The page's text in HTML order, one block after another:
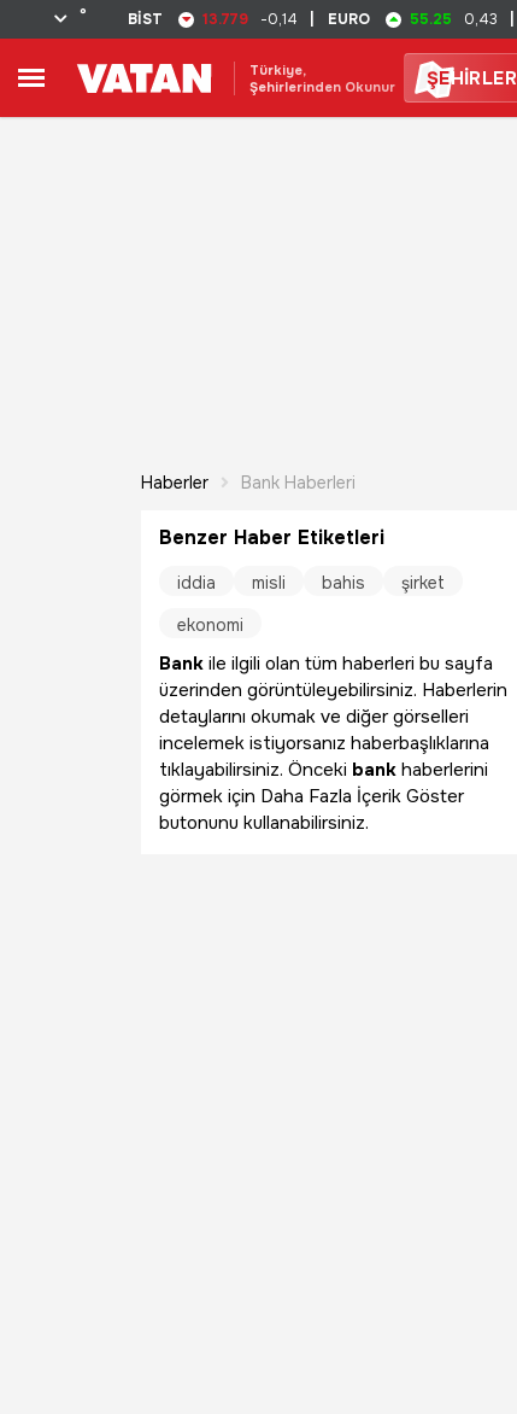
° BİST 13.779 -0,14 EURO 55.25 0,43
Türkiye,
Şehirlerinden Okunur
ŞEHİRLER
Haberler Bank Haberleri
Benzer Haber Etiketleri
iddia misli bahis
şirket
ekonomi
Bank ile ilgili olan tüm haberleri bu sayfa
üzerinden görüntüleyebilirsiniz. Haberlerin
detaylarını okumak ve diğer görselleri
incelemek istiyorsanız haberbaşlıklarına
tıklayabilirsiniz. Önceki bank haberlerini
görmek için Daha Fazla İçerik Göster
butonunu kullanabilirsiniz.